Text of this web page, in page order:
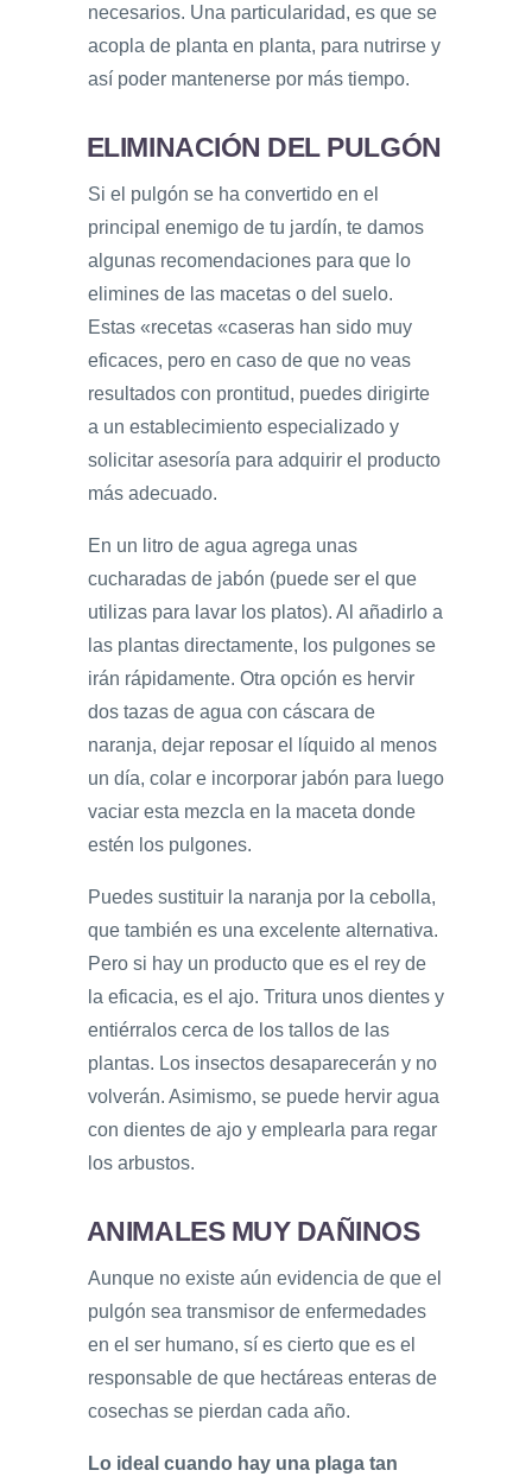
necesarios. Una particularidad, es que se
acopla de planta en planta, para nutrirse y
así poder mantenerse por más tiempo.
ELIMINACIÓN DEL PULGÓN
Si el pulgón se ha convertido en el
principal enemigo de tu jardín, te damos
algunas recomendaciones para que lo
elimines de las macetas o del suelo.
Estas «recetas «caseras han sido muy
eficaces, pero en caso de que no veas
resultados con prontitud, puedes dirigirte
a un establecimiento especializado y
solicitar asesoría para adquirir el producto
más adecuado.
En un litro de agua agrega unas
cucharadas de jabón (puede ser el que
utilizas para lavar los platos). Al añadirlo a
las plantas directamente, los pulgones se
irán rápidamente. Otra opción es hervir
dos tazas de agua con cáscara de
naranja, dejar reposar el líquido al menos
un día, colar e incorporar jabón para luego
vaciar esta mezcla en la maceta donde
estén los pulgones.
Puedes sustituir la naranja por la cebolla,
que también es una excelente alternativa.
Pero si hay un producto que es el rey de
la eficacia, es el ajo. Tritura unos dientes y
entiérralos cerca de los tallos de las
plantas. Los insectos desaparecerán y no
volverán. Asimismo, se puede hervir agua
con dientes de ajo y emplearla para regar
los arbustos.
ANIMALES MUY DAÑINOS
Aunque no existe aún evidencia de que el
pulgón sea transmisor de enfermedades
en el ser humano, sí es cierto que es el
responsable de que hectáreas enteras de
cosechas se pierdan cada año.
Lo ideal cuando hay una plaga tan